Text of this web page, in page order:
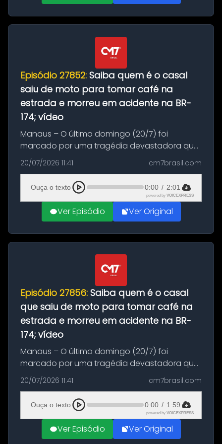
Episódio 27852: Saiba quem é o casal
saiu de moto para tomar café na
estrada e morreu em acidente na BR-
174; vídeo
Manaus – O último domingo (20/7) foi
marcado por uma tragédia devastadora que
resultou na morte precoce de dois jovens na
BR-174, na zona rural de Manaus. Um passeio
com destino a um típico café regio...
20/07/2026 11:41 cm7brasil.com
Ouça o texto 0:00 / 2:01
powered by VOICEXPRESS
Ver Episódio Ver Original
Episódio 27856: Saiba quem é o casal
que saiu de moto para tomar café na
estrada e morreu em acidente na BR-
174; vídeo
Manaus – O último domingo (20/7) foi
marcado por uma tragédia devastadora que
resultou na morte precoce de dois jovens na
BR-174, na zona rural de Manaus. Um passeio
com destino a um típico café regio...
20/07/2026 11:41 cm7brasil.com
Ouça o texto 0:00 / 1:59
powered by VOICEXPRESS
Ver Episódio Ver Original